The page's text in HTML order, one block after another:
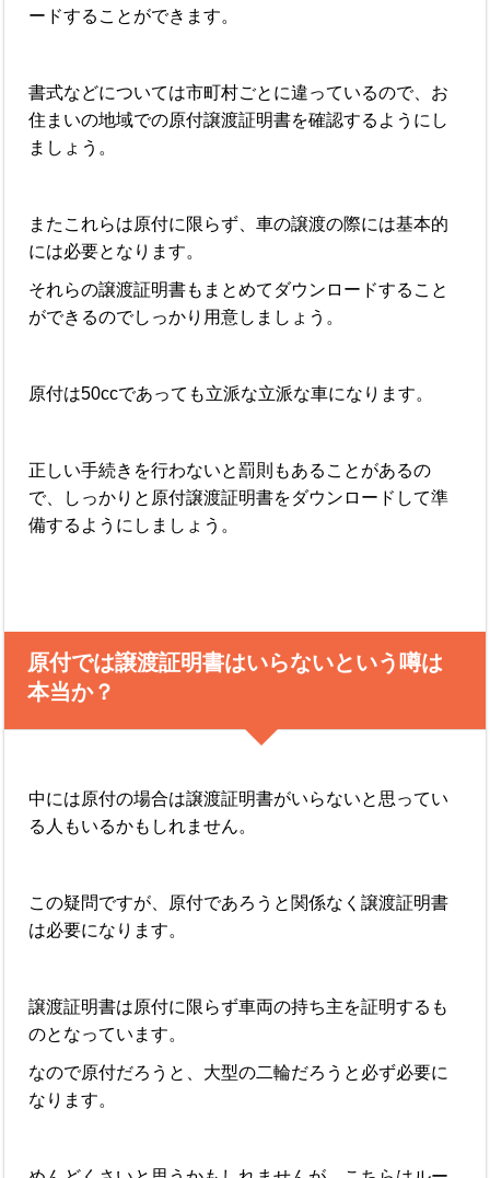
ードすることができます。
書式などについては市町村ごとに違っているので、お
住まいの地域での原付譲渡証明書を確認するようにし
ましょう。
またこれらは原付に限らず、車の譲渡の際には基本的
には必要となります。
それらの譲渡証明書もまとめてダウンロードすること
ができるのでしっかり用意しましょう。
原付は50ccであっても立派な立派な車になります。
正しい手続きを行わないと罰則もあることがあるの
で、しっかりと原付譲渡証明書をダウンロードして準
備するようにしましょう。
原付では譲渡証明書はいらないという噂は
本当か？
中には原付の場合は譲渡証明書がいらないと思ってい
る人もいるかもしれません。
この疑問ですが、原付であろうと関係なく譲渡証明書
は必要になります。
譲渡証明書は原付に限らず車両の持ち主を証明するも
のとなっています。
なので原付だろうと、大型の二輪だろうと必ず必要に
なります。